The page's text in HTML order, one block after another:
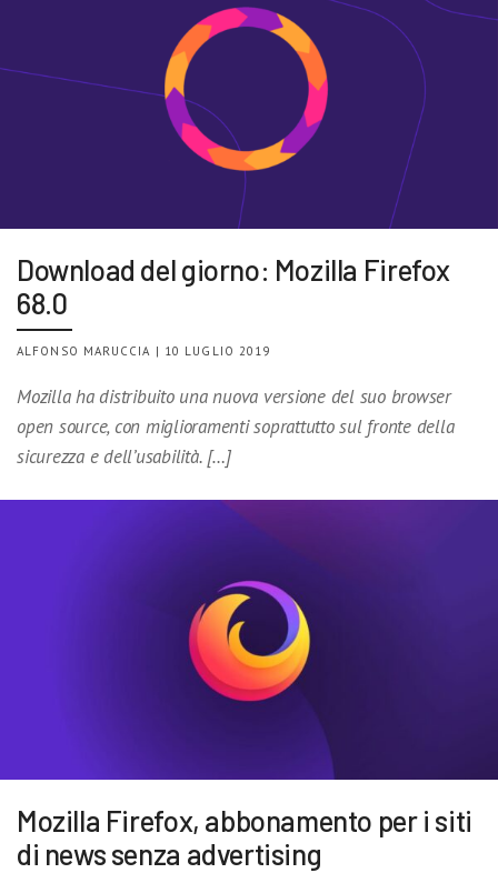
Download del giorno: Mozilla Firefox
68.0
ALFONSO MARUCCIA | 10 LUGLIO 2019
Mozilla ha distribuito una nuova versione del suo browser
open source, con miglioramenti soprattutto sul fronte della
sicurezza e dell’usabilità. […]
Mozilla Firefox, abbonamento per i siti
di news senza advertising